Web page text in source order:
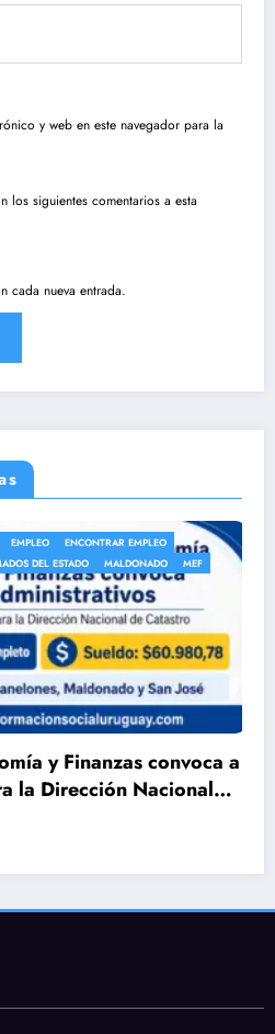
y web en este navegador para la
los siguientes comentarios a esta
cada nueva entrada.
ENCONTRAR EMPLEO
DEL ESTADO MALDONADO
MEF
y Finanzas convoca a
Dirección Nacional